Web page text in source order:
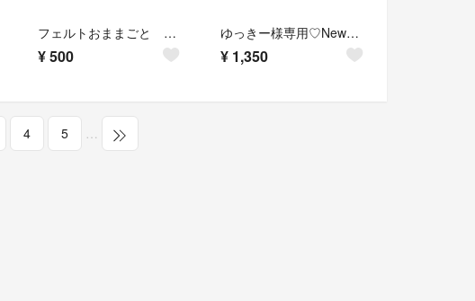
フェルトおままごと おにぎりセット ｜ 知育玩具
¥500
ゆっきー様専用♡Newワニの家族2 おまとめ値引き
¥ 1,350
4 5 …